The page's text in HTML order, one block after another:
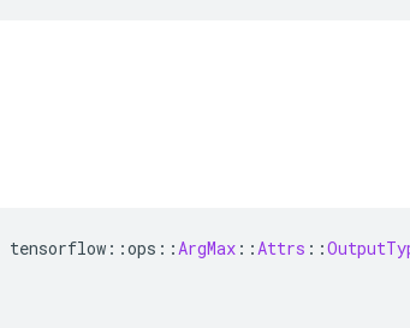
tensorflow ::ops ::ArgMax ::Attrs ::